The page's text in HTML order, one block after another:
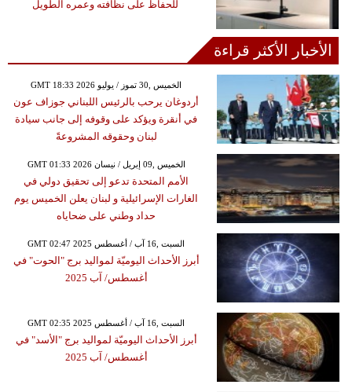
للحفاظ على نظافته وعمره الطويل
الأخبار الأكثر قراءة
GMT 18:33 2026 الخميس ,30 تموز / يوليو
أردوغان يرحب بالرئيس اللبناني جوزاف عون
في أنقرة ويؤكد على وقوفه إلى جانب سيادة
لبنان وحقوقه المشروعةً
GMT 01:33 2026 الخميس ,09 إبريل / نيسان
الأمم المتحدة تدعو إلى تحقيق دولي في
الغارات الإسرائيلية و لبنان يعلن الخميس يوم
حداد وطني على ضحاياه
GMT 02:47 2025 السبت ,16 آب / أغسطس
أبرز الأحداث اليوميّة لمواليد برج "الحوت" في
أغسطس/ آب 2025
GMT 02:35 2025 السبت ,16 آب / أغسطس
أبرز الأحداث اليوميّة لمواليد برج "الأسد" في
أغسطس/ آب 2025